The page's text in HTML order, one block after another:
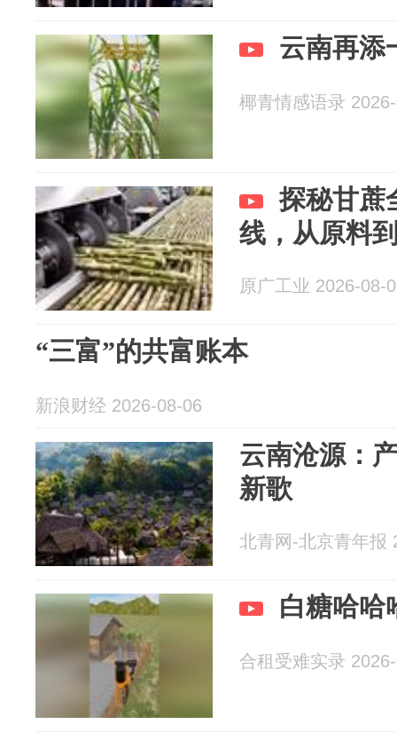
云南再添
椰青情感语录
探秘甘蔗
线，从原料
原广工业 2026-08-
“三富”的共富账本
新浪财经 2026-08-06
云南沧源：
新歌
北青网-北京青年报
白糖哈哈
合租受难实录